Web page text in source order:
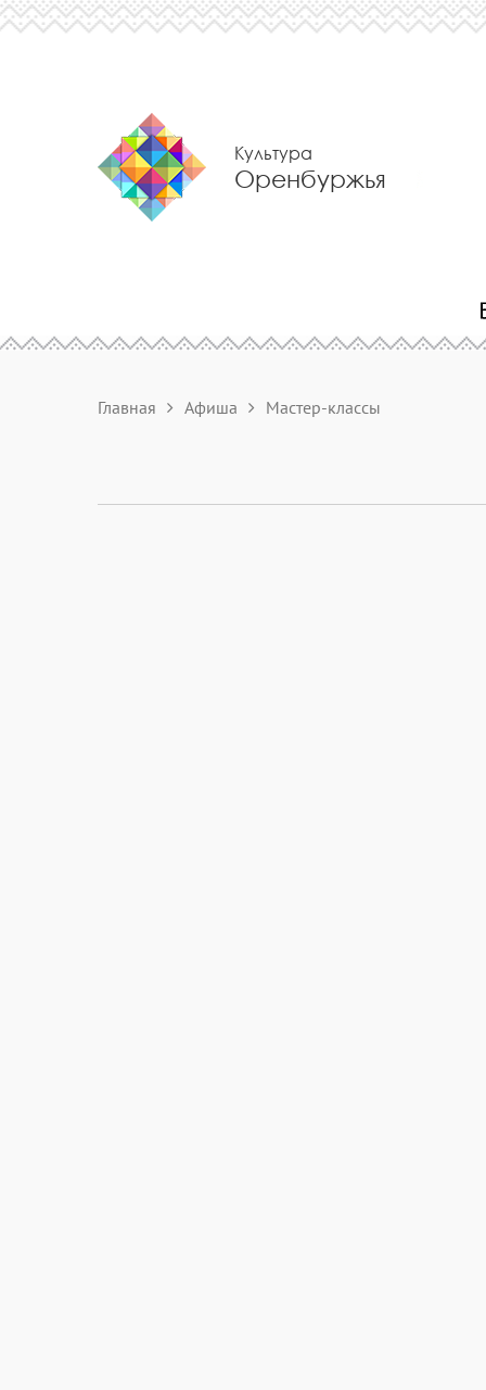
Культура
Оренбуржья
Главная Афиша Мастер-классы